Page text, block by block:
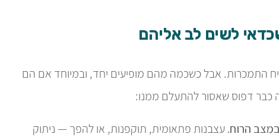
התמכרות. אבל כשכמה מהם מופיעים יחד, ובמיוחד אם הם
כבר דפוס שאסור להתעלם ממנו:
הרוח.עצבנות פתאומית, תוקפנות, או להפך — ניתוק